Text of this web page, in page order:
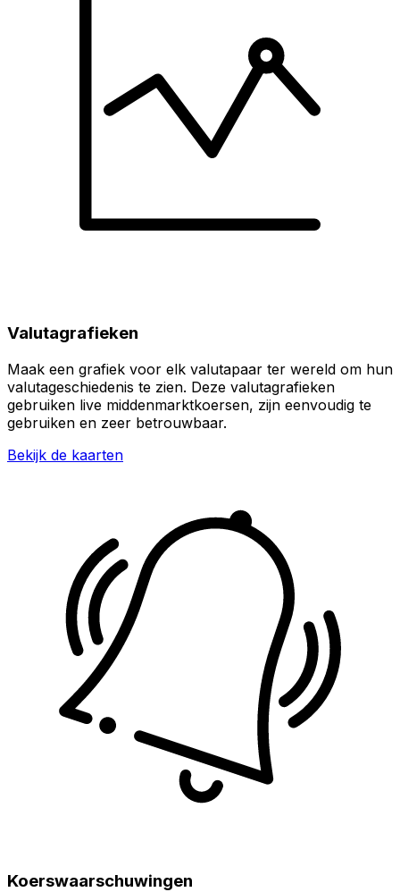
Valutagrafieken
Maak een grafiek voor elk valutapaar ter wereld om hun
valutageschiedenis te zien. Deze valutagrafieken
gebruiken live middenmarktkoersen, zijn eenvoudig te
gebruiken en zeer betrouwbaar.
Bekijk de kaarten
Koerswaarschuwingen